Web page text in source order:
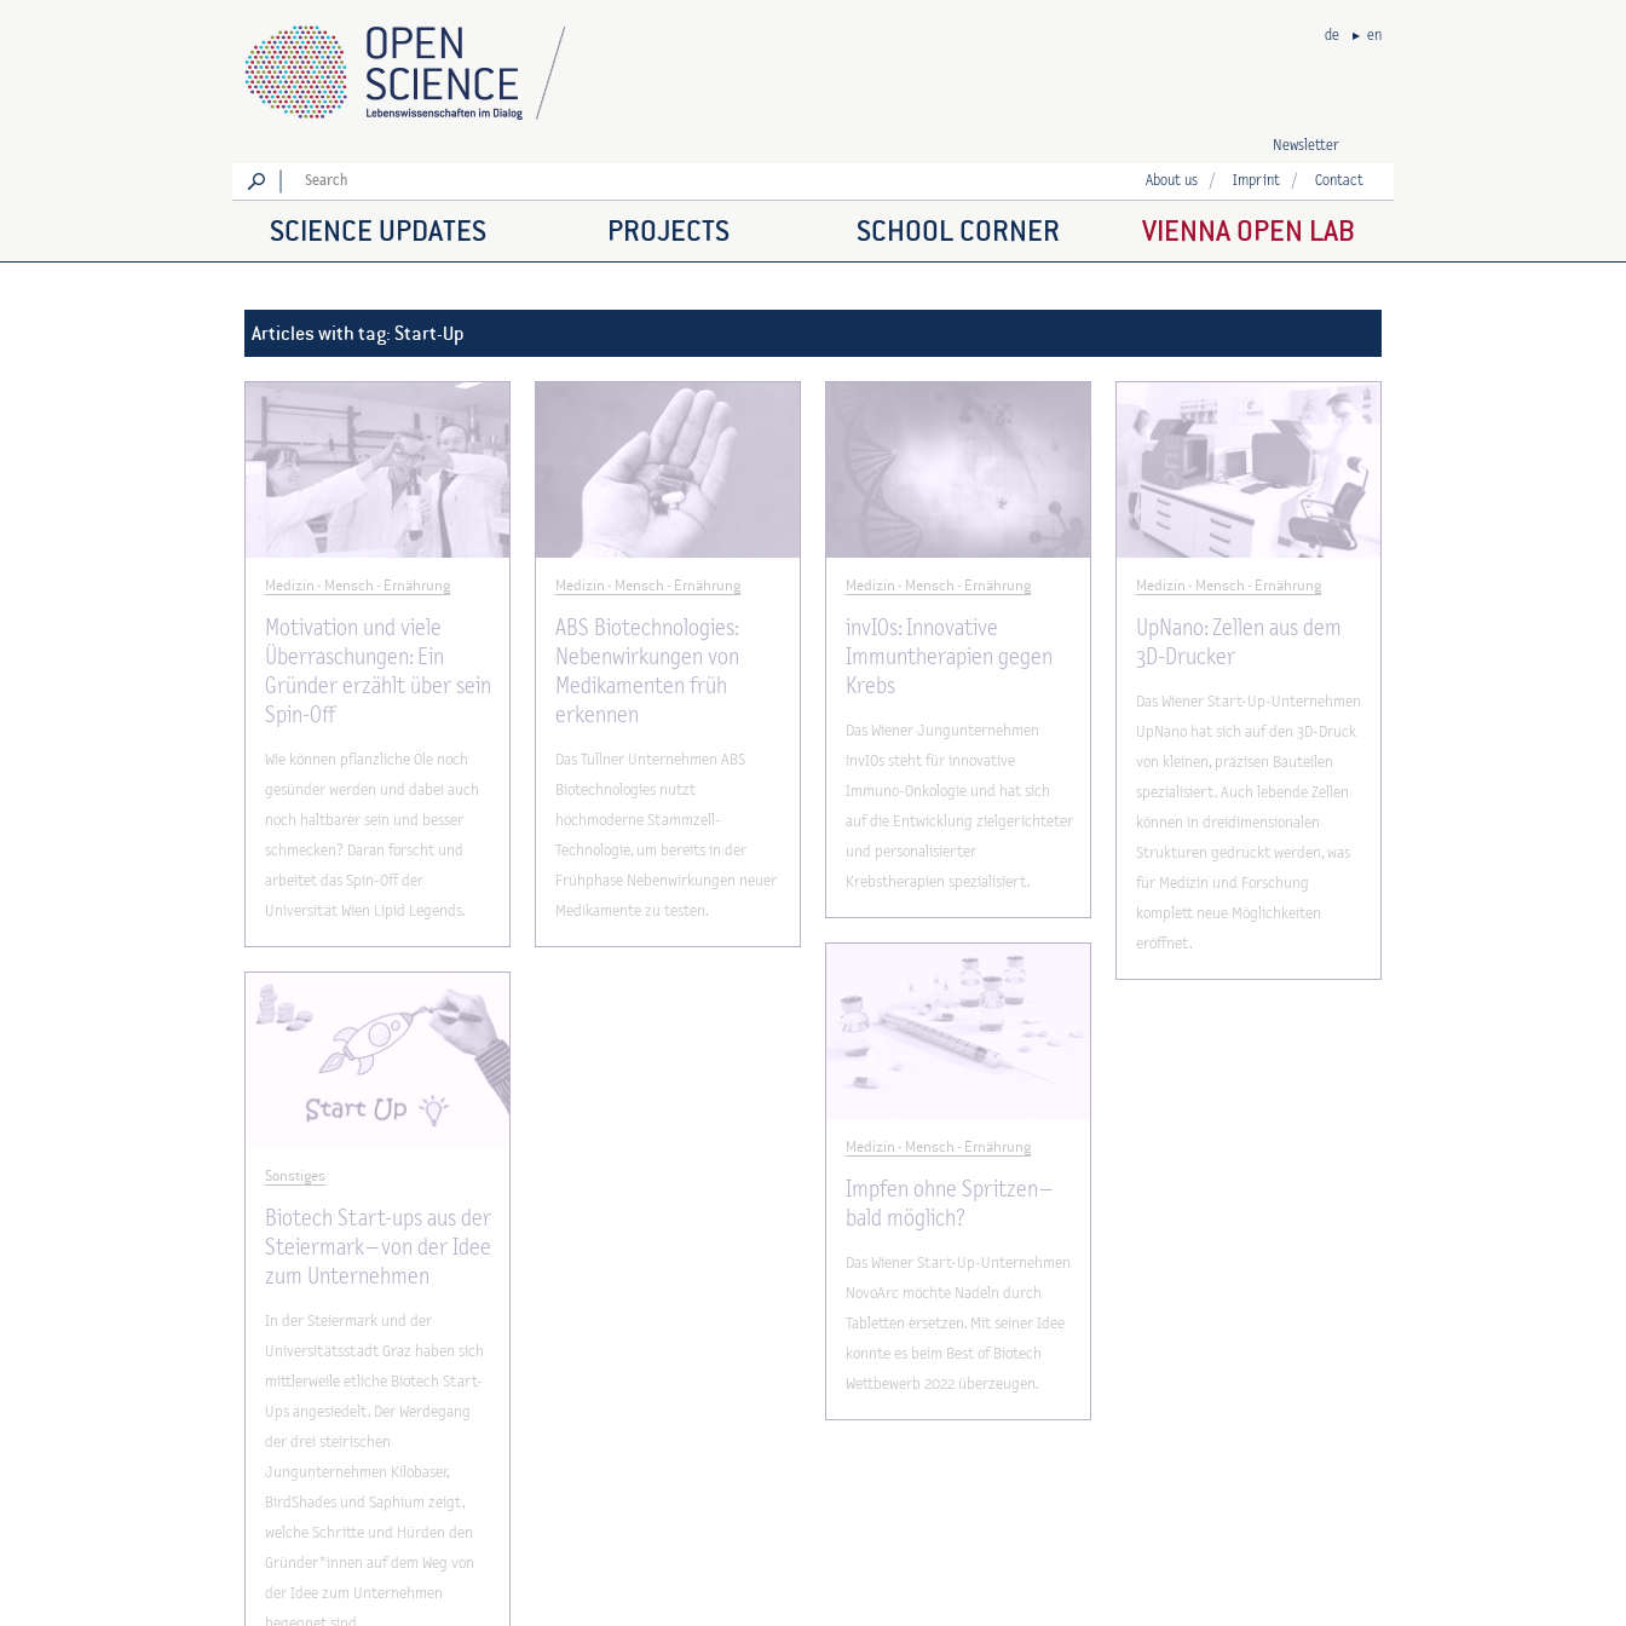
de en
Newsletter
Go
About us Imprint Contact
SCIENCE UPDATES PROJECTS SCHOOL CORNER VIENNA OPEN LAB
Articles with tag: Start-Up
Medizin - Mensch - Ernährung
Motivation und viele
Überraschungen: Ein
Gründer erzählt über sein
Spin-Off
Wie können pflanzliche Öle noch
gesünder werden und dabei auch
noch haltbarer sein und besser
schmecken? Daran forscht und
arbeitet das Spin-Off der
Universität Wien Lipid Legends.
Medizin - Mensch - Ernährung
ABS Biotechnologies:
Nebenwirkungen von
Medikamenten früh
erkennen
Das Tullner Unternehmen ABS
Biotechnologies nutzt
hochmoderne Stammzell-
Technologie, um bereits in der
Frühphase Nebenwirkungen neuer
Medikamente zu testen.
Medizin - Mensch - Ernährung
invIOs: Innovative
Immuntherapien gegen
Krebs
Das Wiener Jungunternehmen
invIOs steht für innovative
Immuno-Onkologie und hat sich
auf die Entwicklung zielgerichteter
und personalisierter
Krebstherapien spezialisiert.
Medizin - Mensch - Ernährung
UpNano: Zellen aus dem
3D-Drucker
Das Wiener Start-Up-Unternehmen
UpNano hat sich auf den 3D-Druck
von kleinen, präzisen Bauteilen
spezialisiert. Auch lebende Zellen
können in dreidimensionalen
Strukturen gedruckt werden, was
für Medizin und Forschung
komplett neue Möglichkeiten
eröffnet.
Medizin - Mensch - Ernährung
Impfen ohne Spritzen –
bald möglich?
Das Wiener Start-Up-Unternehmen
NovoArc möchte Nadeln durch
Tabletten ersetzen. Mit seiner Idee
konnte es beim Best of Biotech
Wettbewerb 2022 überzeugen.
Sonstiges
Biotech Start-ups aus der
Steiermark – von der Idee
zum Unternehmen
In der Steiermark und der
Universitätsstadt Graz haben sich
mittlerweile etliche Biotech Start-
Ups angesiedelt. Der Werdegang
der drei steirischen
Jungunternehmen Kilobaser,
BirdShades und Saphium zeigt,
welche Schritte und Hürden den
Gründer*innen auf dem Weg von
der Idee zum Unternehmen